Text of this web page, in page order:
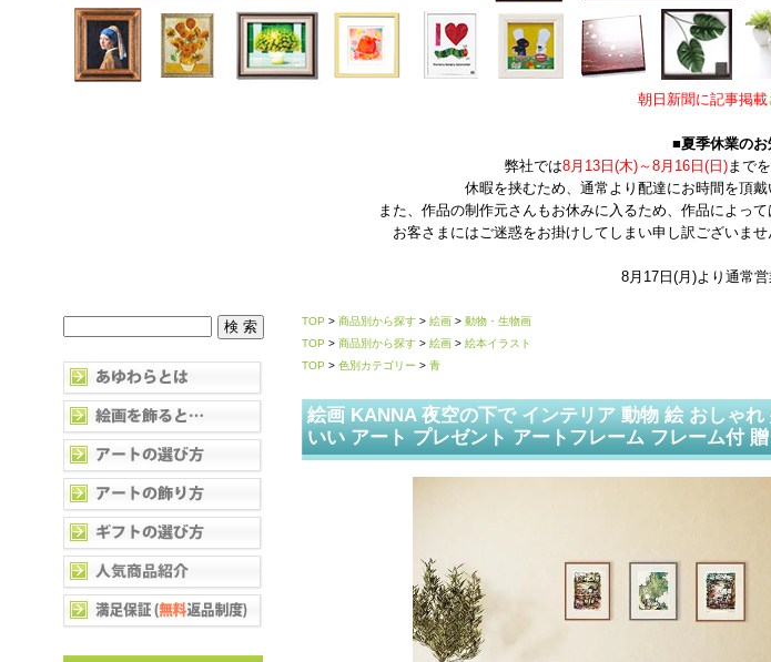
朝日新聞に記事掲載
■夏季休業のお
弊社では8月13日(木)～8月16日(日)まで
休暇を挟むため、通常より配達にお時間を頂
また、作品の制作元さんもお休みに入るため、作品によっ
お客さまにはご迷惑をお掛けしてしまい申し訳ございま
8月17日(月)より通常営
TOP > 商品別から探す > 絵画 > 動物・生物画
TOP > 商品別から探す > 絵画 > 絵本イラスト
TOP > 色別カテゴリー > 青
絵画 KANNA 夜空の下で インテリア 動物 絵 おしゃ
いい アート プレゼント アートフレーム フレーム付